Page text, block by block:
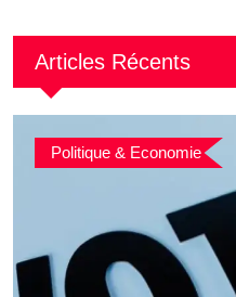
Articles Récents
Politique & Economie